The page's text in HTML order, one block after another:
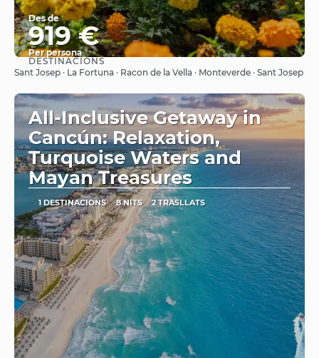
Des de
919 €
Per persona
Veure
DESTINACIONS
Sant Josep · La Fortuna · Racon de la Vella · Monteverde · Sant Josep
All-Inclusive Getaway in
Cancún: Relaxation,
Turquoise Waters and
Mayan Treasures
1 DESTINACIONS 8 NITS 2 TRASLLATS